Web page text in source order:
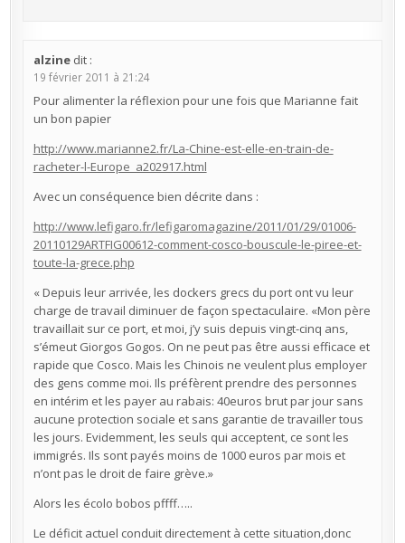
alzine dit :
19 février 2011 à 21:24
Pour alimenter la réflexion pour une fois que Marianne fait
un bon papier
http://www.marianne2.fr/La-Chine-est-elle-en-train-de-
racheter-l-Europe_a202917.html
Avec un conséquence bien décrite dans :
http://www.lefigaro.fr/lefigaromagazine/2011/01/29/01006-
20110129ARTFIG00612-comment-cosco-bouscule-le-piree-et-
toute-la-grece.php
« Depuis leur arrivée, les dockers grecs du port ont vu leur
charge de travail diminuer de façon spectaculaire. «Mon père
travaillait sur ce port, et moi, j’y suis depuis vingt-cinq ans,
s’émeut Giorgos Gogos. On ne peut pas être aussi efficace et
rapide que Cosco. Mais les Chinois ne veulent plus employer
des gens comme moi. Ils préfèrent prendre des personnes
en intérim et les payer au rabais: 40euros brut par jour sans
aucune protection sociale et sans garantie de travailler tous
les jours. Evidemment, les seuls qui acceptent, ce sont les
immigrés. Ils sont payés moins de 1000 euros par mois et
n’ont pas le droit de faire grève.»
Alors les écolo bobos pffff…..
Le déficit actuel conduit directement à cette situation,donc